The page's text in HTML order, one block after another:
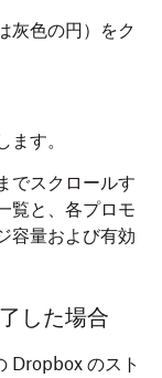
灰色の円）をク
す。
でスクロールす
覧と、各プロモ
容量および有効
した場合
Dropbox のスト